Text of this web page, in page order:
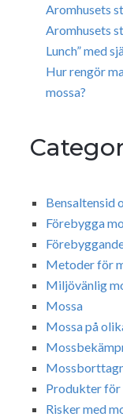
Aromhusets
Aromhusets
Lunch” med
Hur rengör
mossa?
Bensaltensid
Förebygga
Metoder för
Miljövänlig
Mossa
Mossa på
Produkter för
Risker med